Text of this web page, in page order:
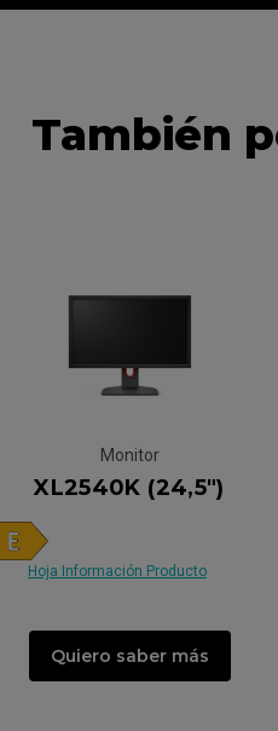
También
Monitor
XL2540K (24,5")
Hoja Información Producto
Quiero saber más